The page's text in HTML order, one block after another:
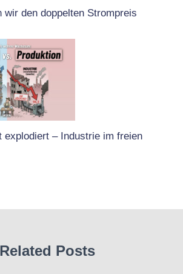
wir den doppelten Strompreis
explodiert – Industrie im freien
Related Posts